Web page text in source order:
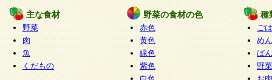
主な食材
野菜
肉
魚
くだもの
野菜の食材の色
赤色
黄色
緑色
紫色
種
ご
めん
ぱん
野